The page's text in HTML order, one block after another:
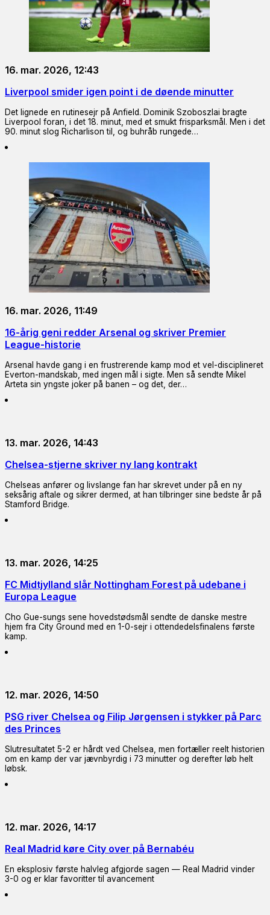
16. mar. 2026, 12:43
Liverpool smider igen point i de døende minutter
Det lignede en rutinesejr på Anfield. Dominik Szoboszlai bragte
Liverpool foran, i det 18. minut, med et smukt frisparksmål. Men i det
90. minut slog Richarlison til, og buhråb rungede…
16. mar. 2026, 11:49
16-årig geni redder Arsenal og skriver Premier
League-historie
Arsenal havde gang i en frustrerende kamp mod et vel-disciplineret
Everton-mandskab, med ingen mål i sigte. Men så sendte Mikel
Arteta sin yngste joker på banen – og det, der…
13. mar. 2026, 14:43
Chelsea-stjerne skriver ny lang kontrakt
Chelseas anfører og livslange fan har skrevet under på en ny
seksårig aftale og sikrer dermed, at han tilbringer sine bedste år på
Stamford Bridge.
13. mar. 2026, 14:25
FC Midtjylland slår Nottingham Forest på udebane i
Europa League
Cho Gue-sungs sene hovedstødsmål sendte de danske mestre
hjem fra City Ground med en 1-0-sejr i ottendedelsfinalens første
kamp.
12. mar. 2026, 14:50
PSG river Chelsea og Filip Jørgensen i stykker på Parc
des Princes
Slutresultatet 5-2 er hårdt ved Chelsea, men fortæller reelt historien
om en kamp der var jævnbyrdig i 73 minutter og derefter løb helt
løbsk.
12. mar. 2026, 14:17
Real Madrid køre City over på Bernabéu
En eksplosiv første halvleg afgjorde sagen — Real Madrid vinder
3-0 og er klar favoritter til avancement